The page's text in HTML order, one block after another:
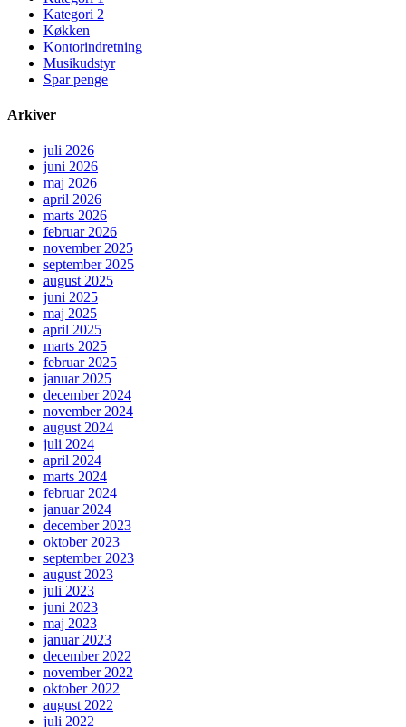
Kategori 2
Køkken
Kontorindretning
Musikudstyr
Spar penge
Arkiver
juli 2026
juni 2026
maj 2026
april 2026
marts 2026
februar 2026
november 2025
september 2025
august 2025
juni 2025
maj 2025
april 2025
marts 2025
februar 2025
januar 2025
december 2024
november 2024
august 2024
juli 2024
april 2024
marts 2024
februar 2024
januar 2024
december 2023
oktober 2023
september 2023
august 2023
juli 2023
juni 2023
maj 2023
januar 2023
december 2022
november 2022
oktober 2022
august 2022
juli 2022